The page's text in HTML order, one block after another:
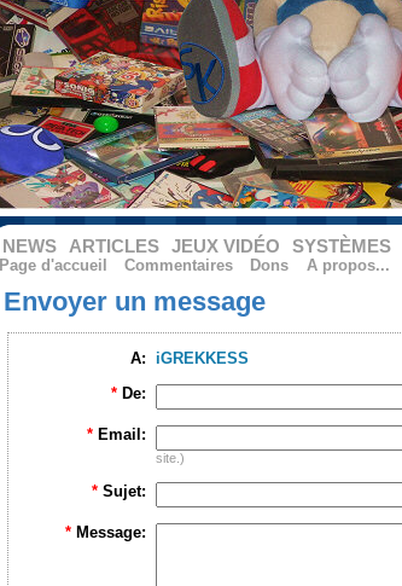
NEWS ARTICLES JEUX VIDÉO SYSTÈMES
Page d'accueil Commentaires Dons A propos...
Envoyer un message
A:
iGREKKESS
* De:
* Email:
site.)
* Sujet:
* Message: